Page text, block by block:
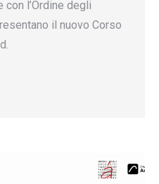
con l’Ordine degli
il nuovo Corso